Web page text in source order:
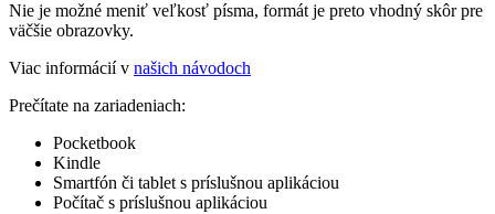
Nie je možné meniť veľkosť písma, formát je preto vhodný skôr pre
väčšie obrazovky.
Viac informácií v našich návodoch
Prečítate na zariadeniach:
Pocketbook
Kindle
Smartfón či tablet s príslušnou aplikáciou
Počítač s príslušnou aplikáciou